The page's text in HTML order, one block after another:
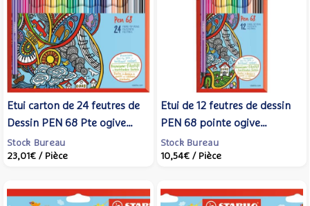
Etui carton de 24 feutres de
Dessin PEN 68 Pte ogive
Moyenne 1 mm - STABILO
Stock Bureau
23,01€ / Pièce
Etui de 12 feutres de dessin
PEN 68 pointe ogive
moyenne 1 mm - STABILO
Stock Bureau
10,54€ / Pièce